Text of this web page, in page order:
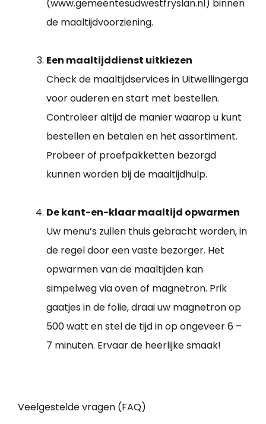
(www.gemeentesudwestfryslan.nl) binnen
de maaltijdvoorziening.
Een maaltijddienst uitkiezen
Check de maaltijdservices in Uitwellingerga
voor ouderen en start met bestellen.
Controleer altijd de manier waarop u kunt
bestellen en betalen en het assortiment.
Probeer of proefpakketten bezorgd
kunnen worden bij de maaltijdhulp.
De kant-en-klaar maaltijd opwarmen
Uw menu’s zullen thuis gebracht worden, in
de regel door een vaste bezorger. Het
opwarmen van de maaltijden kan
simpelweg via oven of magnetron. Prik
gaatjes in de folie, draai uw magnetron op
500 watt en stel de tijd in op ongeveer 6 –
7 minuten. Ervaar de heerlijke smaak!
Veelgestelde vragen (FAQ)